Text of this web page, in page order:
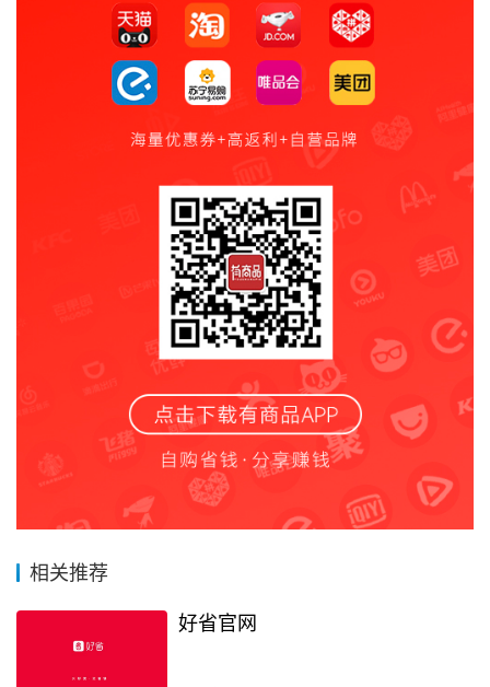
相关推荐
好省官网